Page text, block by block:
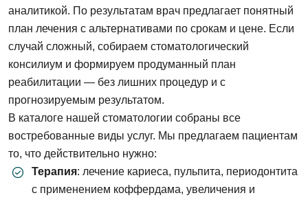
аналитикой. По результатам врач предлагает понятный
план лечения с альтернативами по срокам и цене. Если
случай сложный, собираем стоматологический
консилиум и формируем продуманный план
реабилитации — без лишних процедур и с
прогнозируемым результатом.
В каталоге нашей стоматологии собраны все
востребованные виды услуг. Мы предлагаем пациентам
то, что действительно нужно:
Терапия: лечение кариеса, пульпита, периодонтита
с применением коффердама, увеличения и